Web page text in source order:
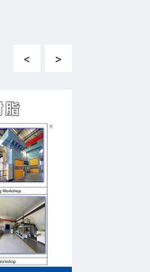
< >